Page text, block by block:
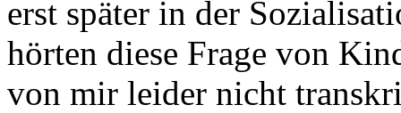
erst später in der
hörten diese Frage von
von mir leider nicht